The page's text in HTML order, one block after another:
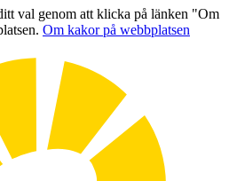
val genom att klicka på länken "Om
Om kakor på webbplatsen